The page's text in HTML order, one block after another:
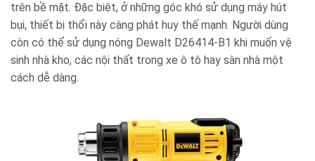
trên bề mặt. Đặc biệt, ở những góc khó sử dụng máy hút
bụi, thiết bị thổi này càng phát huy thế mạnh. Người dùng
còn có thể sử dụng nóng Dewalt D26414-B1 khi muốn vệ
sinh nhà kho, các nội thất trong xe ô tô hay sàn nhà một
cách dễ dàng.